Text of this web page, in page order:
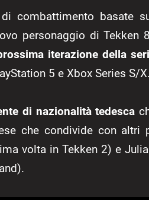
combattimento basate
personaggio di Tekken
iterazione della
5 e Xbox Series S/
di nazionalità tedesca
che condivide con
volta in Tekken 2) e